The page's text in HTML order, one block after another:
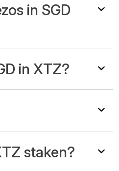
in SGD
in XTZ?
staken?